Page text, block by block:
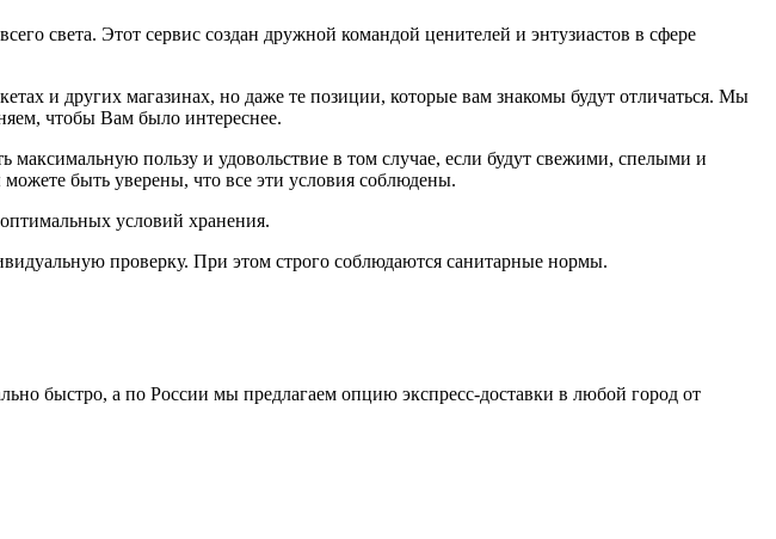
света. Этот сервис создан дружной командой ценителей и энтузиастов в сфере
и других магазинах, но даже те позиции, которые вам знакомы будут отличаться. Мы
чтобы Вам было интереснее.
пользу и удовольствие в том случае, если будут свежими, cпелыми и
быть уверены, что все эти условия соблюдены.
условий хранения.
проверку. При этом строго соблюдаются санитарные нормы.
быстро, а по России мы предлагаем опцию экспресс-доставки в любой город от